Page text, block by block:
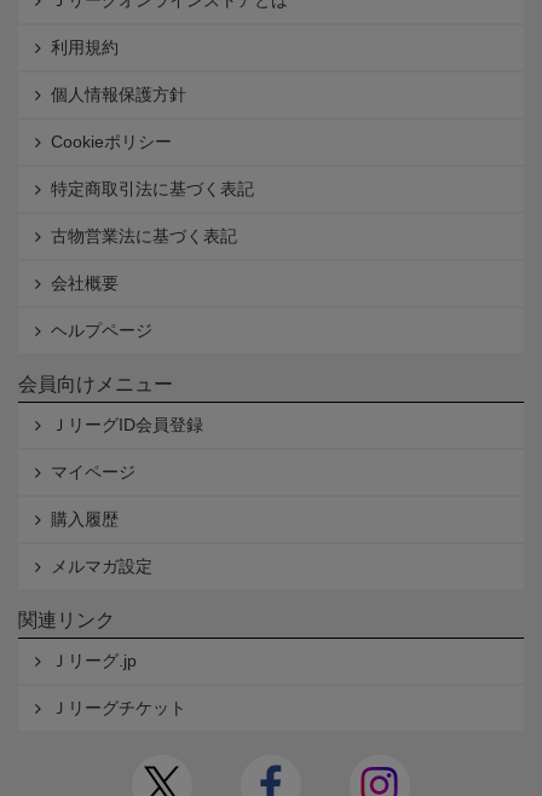
利用規約
個人情報保護方針
Cookieポリシー
特定商取引法に基づく表記
古物営業法に基づく表記
会社概要
ヘルプページ
会員向けメニュー
ＪリーグID会員登録
マイページ
購入履歴
メルマガ設定
関連リンク
Ｊリーグ.jp
Ｊリーグチケット